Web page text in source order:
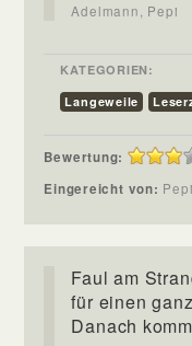
Adelmann, Pepi
KATEGORIEN:
Langeweile
Bewertung:
Eingereicht von:
Faul am
für einen
Danach